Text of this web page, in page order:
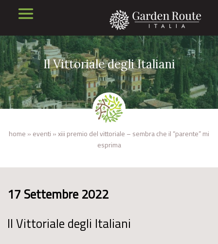
Il Vittoriale degli Italiani
home » eventi »xiii premio del vittoriale – sembra che il “parente” mi
esprima
17 Settembre 2022
Il Vittoriale degli Italiani